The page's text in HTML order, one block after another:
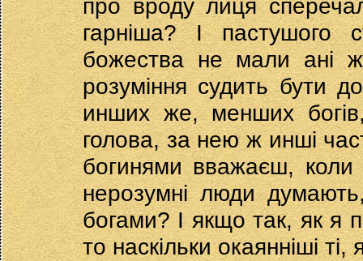
про вроду лиця
гарніша? І
божества не мали ані
розуміння судить бути
инших же, менших
голова, за нею ж инші
богинями вважаєш,
нерозумні люди
богами? І якщо так, як я
то наскільки окаянніші